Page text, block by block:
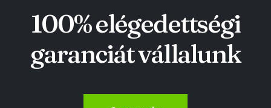
100% elégedettségi
garanciát vállalunk